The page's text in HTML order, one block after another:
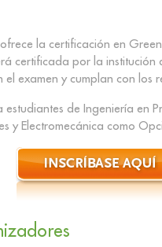
ofrece la certificación en
certificada por la institución
el examen y cumplan con los
estudiantes de Ingeniería en
y Electromecánica como